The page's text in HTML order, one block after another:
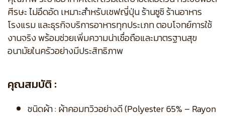
ศีรษะ ไม่อึดอัด เหมาะสำหรับเชฟญี่ปุ่น ร้านซูชิ ร้านอาหาร
โรงแรม และธุรกิจบริการอาหารทุกประเภท ตอบโจทย์การใช้
งานจริง พร้อมช่วยเพิ่มความน่าเชื่อถือและมาตรฐานสุข
อนามัยในครัวอย่างมีประสิทธิภาพ
คุณสมบัติ :
ชนิดผ้า : ผ้าคอมทวิวอย่างดี (Polyester 65% – Rayon